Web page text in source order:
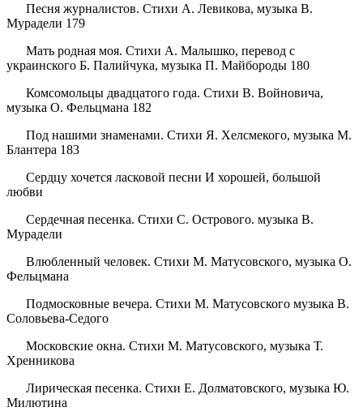
Песня журналистов. Стихи А. Левикова, музыка В.
Мурадели 179
Мать родная моя. Стихи А. Малышко, перевод с
украинского Б. Палийчука, музыка П. Майбороды 180
Комсомольцы двадцатого года. Стихи В. Войновича,
музыка О. Фельцмана 182
Под нашими знаменами. Стихи Я. Хелсмекого, музыка М.
Блантера 183
Сердцу хочется ласковой песни И хорошей, большой
любви
Сердечная песенка. Стихи С. Острового. музыка В.
Мурадели
Влюбленный человек. Стихи М. Матусовского, музыка О.
Фельцмана
Подмосковные вечера. Стихи М. Матусовского музыка В.
Соловьева-Седого
Московские окна. Стихи М. Матусовского, музыка Т.
Хренникова
Лирическая песенка. Стихи Е. Долматовского, музыка Ю.
Милютина